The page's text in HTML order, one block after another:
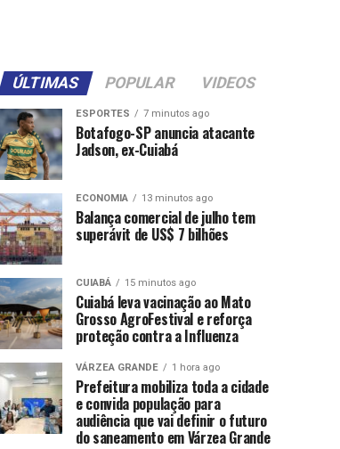
ÚLTIMAS POPULAR VIDEOS
ESPORTES 7 minutos ago
Botafogo-SP anuncia atacante
Jadson, ex-Cuiabá
ECONOMIA 13 minutos ago
Balança comercial de julho tem
superávit de US$ 7 bilhões
CUIABÁ 15 minutos ago
Cuiabá leva vacinação ao Mato
Grosso AgroFestival e reforça
proteção contra a Influenza
VÁRZEA GRANDE 1 hora ago
Prefeitura mobiliza toda a cidade
e convida população para
audiência que vai definir o futuro
do saneamento em Várzea Grande